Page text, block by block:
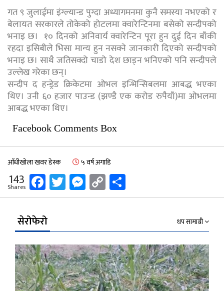
गत ९ जुलाईमा इंग्ल्यान्ड पुग्दा अध्यागमनमा कुनै समस्या नभएको र
बेलायत सरकारले तोकेको होटलमा क्वारेन्टिनमा बसेको सन्दीपको
भनाइ छ। १० दिनको अनिवार्य क्वारेन्टिन पूरा हुन दुई दिन बाँकी
रहदा इसिबीले भिसा मान्य हुन नसक्ने जानकारी दिएको सन्दीपको
भनाइ छ। साथै जतिसक्दो चाडो देश छाड्न भनिएको पनि सन्दीपले
उल्लेख गरेका छन्।
सन्दीप द हन्ड्रेड क्रिकेटमा ओभल इन्भिन्सिबलमा आबद्ध भएका
थिए। उनी ६० हजार पाउन्ड (झण्डै एक करोड रुपैयाँ)मा ओभलमा
आबद्ध भएका थिए।
Facebook Comments Box
आँधीखोला खवर डेस्क ५ वर्ष अगाडि
143
Shares Facebook
Twitter
Messenger
Copy
Link
सेरोफेरो थप सामाग्री